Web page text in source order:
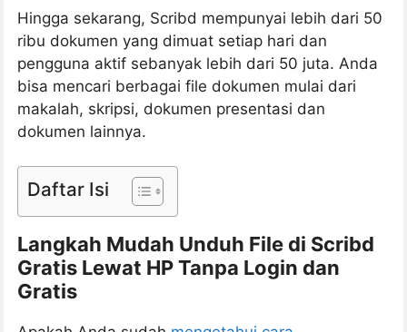
Hingga sekarang, Scribd mempunyai lebih dari 50
ribu dokumen yang dimuat setiap hari dan
pengguna aktif sebanyak lebih dari 50 juta. Anda
bisa mencari berbagai file dokumen mulai dari
makalah, skripsi, dokumen presentasi dan
dokumen lainnya.
Daftar Isi
Langkah Mudah Unduh File di Scribd
Gratis Lewat HP Tanpa Login dan
Gratis